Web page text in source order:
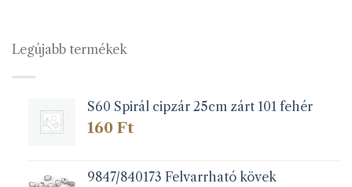
Legújabb termékek
S60 Spirál cipzár 25cm zárt 101 fehér
160 Ft
9847/840173 Felvarrható kövek